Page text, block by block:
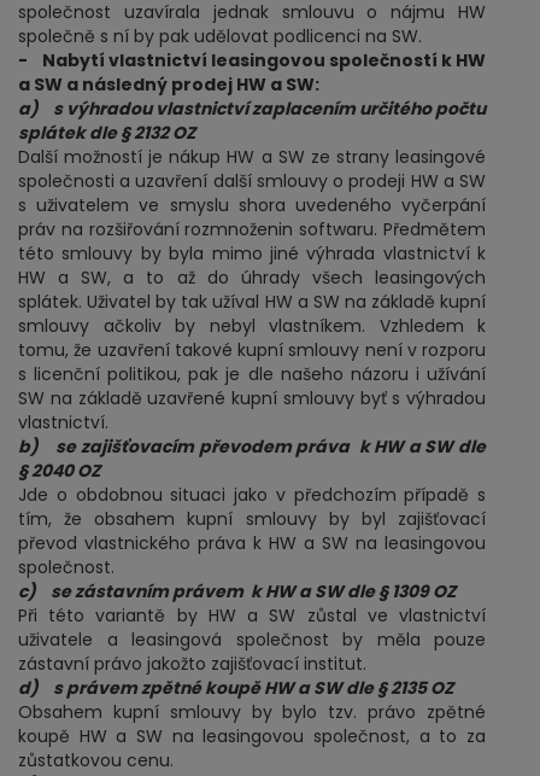
společnost uzavírala jednak smlouvu o nájmu HW
společně s ní by pak udělovat podlicenci na SW.
- Nabytí vlastnictví leasingovou společností k HW
a SW a následný prodej HW a SW:
a) s výhradou vlastnictví zaplacením určitého počtu
splátek dle § 2132 OZ
Další možností je nákup HW a SW ze strany leasingové
společnosti a uzavření další smlouvy o prodeji HW a SW
s uživatelem ve smyslu shora uvedeného vyčerpání
práv na rozšiřování rozmnoženin softwaru. Předmětem
této smlouvy by byla mimo jiné výhrada vlastnictví k
HW a SW, a to až do úhrady všech leasingových
splátek. Uživatel by tak užíval HW a SW na základě kupní
smlouvy ačkoliv by nebyl vlastníkem. Vzhledem k
tomu, že uzavření takové kupní smlouvy není v rozporu
s licenční politikou, pak je dle našeho názoru i užívání
SW na základě uzavřené kupní smlouvy byť s výhradou
vlastnictví.
b) se zajišťovacím převodem práva k HW a SW dle
§ 2040 OZ
Jde o obdobnou situaci jako v předchozím případě s
tím, že obsahem kupní smlouvy by byl zajišťovací
převod vlastnického práva k HW a SW na leasingovou
společnost.
c) se zástavním právem k HW a SW dle § 1309 OZ
Při této variantě by HW a SW zůstal ve vlastnictví
uživatele a leasingová společnost by měla pouze
zástavní právo jakožto zajišťovací institut.
d) s právem zpětné koupě HW a SW dle § 2135 OZ
Obsahem kupní smlouvy by bylo tzv. právo zpětné
koupě HW a SW na leasingovou společnost, a to za
zůstatkovou cenu.